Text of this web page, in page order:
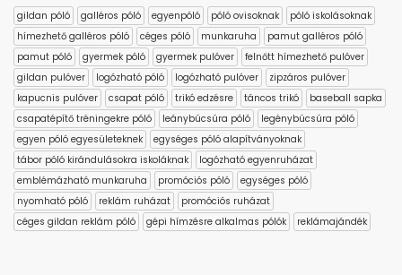
gildan póló galléros póló egyenpóló póló ovisoknak
póló iskolásoknak
hímezhető galléros póló
céges póló munkaruha
pamut galléros póló
pamut póló
gyermek póló gyermek pulóver
felnőtt hímezhető pulóver
gildan pulóver
logózható póló logózható pulóver
zipzáros pulóver
kapucnis pulóver
csapat póló trikó edzésre táncos trikó
baseball sapka
csapatépítő tréningekre póló
leánybúcsúra póló
legénybúcsúra póló
egyen póló egyesületeknek
egységes póló alapítványoknak
tábor póló kirándulásokra iskoláknak
logózható egyenruházat
emblémázható munkaruha
promóciós póló
egységes póló
nyomható póló
reklám ruházat
promóciós ruházat
céges gildan reklám póló
gépi hímzésre alkalmas pólók reklámajándék